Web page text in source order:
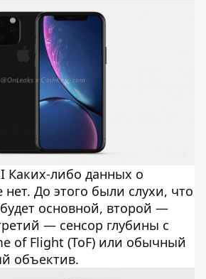
Каких-либо данных о
До этого были слухи, что
основной, второй —
— сенсор глубины с
of Flight (ToF) или обычный
объектив.